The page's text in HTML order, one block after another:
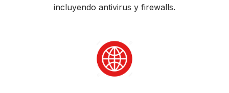
incluyendo antivirus y firewalls.